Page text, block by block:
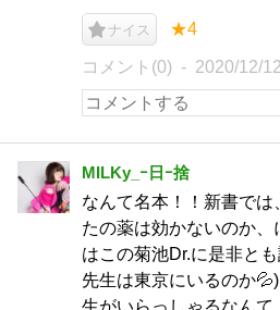
ナイス ★4
コメント(0) 2020/12/12
MILKy_ｰ日ｰ捨
なんて名本！！新書で
たの薬は効かないのか
はこの菊池Dr.に是非と
先生は東京にいるのか
生がいらっしゃるなん